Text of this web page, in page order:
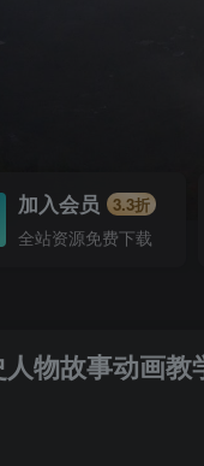
加入会员 3.3折
全站资源免费下载
物故事动画